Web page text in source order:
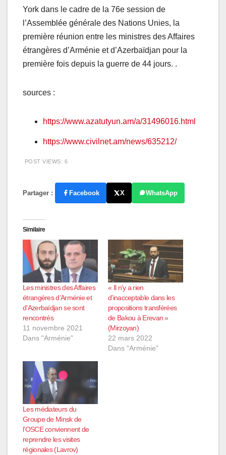
York dans le cadre de la 76e session de
l’Assemblée générale des Nations Unies, la
première réunion entre les ministres des Affaires
étrangères d’Arménie et d’Azerbaïdjan pour la
première fois depuis la guerre de 44 jours. .
sources :
https://www.azatutyun.am/a/31496016.html
https://www.civilnet.am/news/635212/
POST VIEWS: 6
Partager : Facebook X WhatsApp
Similaire
Les ministres des Affaires
étrangères d’Arménie et
d’Azerbaïdjan se sont
rencontrés
11 novembre 2021
Dans "Arménie"
« Il n’y a rien
d’inacceptable dans les
propositions transférées
de Bakou à Erevan »
(Mirzoyan)
22 mars 2022
Dans "Arménie"
Les médiateurs du
Groupe de Minsk de
l’OSCE conviennent de
reprendre les visites
régionales (Lavrov)